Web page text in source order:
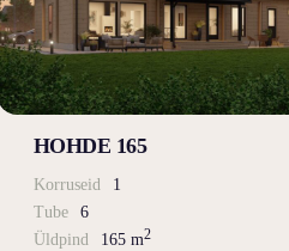
HOHDE 165
Korruseid
1
Tube
6
Üldpind
165 m2